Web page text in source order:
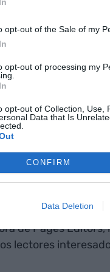
opt-out of the Sale of my
opt-out of processing my
opt-out of Collection, Use,
Data that Is
CONFIRM
Data Deletion
plato y
del
especial a la
recoge la voz de
de Pagès
lectores